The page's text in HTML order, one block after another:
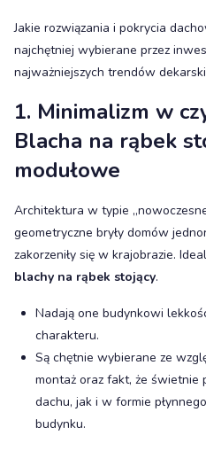
Jakie rozwiązania i pokrycia
najchętniej wybierane przez
najważniejszych trendów
1. Minimalizm w
Blacha na rąbek
modułowe
Architektura w typie
geometryczne bryły domów
zakorzeniły się w krajobrazie.
blachy na rąbek stojący.
Nadają one budynkowi
charakteru.
Są chętnie wybierane ze
montaż oraz fakt, że świetnie
dachu, jak i w formie
budynku.